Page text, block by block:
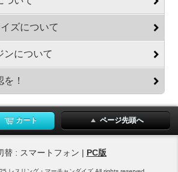
ズについて
ンについて
！
カート ページ先頭へ
替 : スマートフォン | PC版